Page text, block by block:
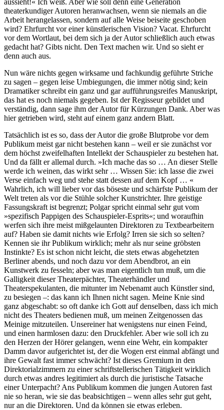
theaterkundiger Autoren heranwachsen, wenn sie niemals an die
Arbeit herangelassen, sondern auf alle Weise beiseite geschoben
wird? Ehrfurcht vor einer künstlerischen Vision? Vacat. Ehrfurcht
vor dem Wortlaut, bei dem sich ja der Autor schließlich auch etwas
gedacht hat? Gibts nicht. Den Text machen wir. Und so sieht er
denn auch aus.
Nun wäre nichts gegen wirksame und fachkundig geführte Striche
zu sagen – gegen leise Umbiegungen, die immer nötig sind; kein
Dramatiker schreibt ein ganz und gar aufführungsreifes Manuskript,
das hat es noch niemals gegeben. Ist der Regisseur gebildet und
verständig, dann sage ihm der Autor für Kürzungen Dank. Aber was
hier getrieben wird, steht auf einem ganz andern Blatt.
Tatsächlich ist es so, dass der Autor die große Blutprobe vor dem
Publikum meist gar nicht bestehen kann – weil er sie zunächst vor
dem höchst zweifelhaften Intellekt der Schauspieler zu bestehen hat.
Und da fällt er allemal durch. »Ich mache das so … An dieser Stelle
werde ich weinen, das wirkt sehr … Wissen Sie: ich lasse die zwei
Verse einfach weg und stehe statt dessen auf dem Kopf … «
Wahrlich, ich will lieber vor das böseste und schärfste Publikum der
Welt treten als vor die Stühle solcher Kunstrichter. Ihre geistige
Fassungskraft ist begrenzt; Polgar spricht einmal sehr gut vom
»spezifisch Pappigen des Schauspieler-Esprits«; und woraufhin
werfen sich ihre meist mißgelaunten Direktoren zu Textbearbeitern
auf? Haben sie damit nichts wie Erfolg? Irren sie sich so selten?
Kennen sie ihr Publikum wirklich; mehr als nur seine gröbsten
Instinkte? Es ist schon nicht leicht, die stets etwas abgehetzten
Berliner abends, und noch dazu vor dem Abendbrot, an ein
Kunstwerk zu fesseln; aber was man eigentlich tun muß, um die
Galligkeit dieser Theaterpächter, Theaterhändler und
Theaterspekulanten, die mitunter im Nebenamt auch Künstler sind,
zu besiegen –: das kann ich Ihnen nicht sagen. Meine Knie sind
ganz abgeschabt: so oft danke ich Gott auf denselben, dass ich mich
nicht des Theaters bedienen muß, um meinen Zeitgenossen das
Meinige mitzuteilen. Unsereiner hat wenigstens nur einen Feind,
und einen harmlosen dazu: den Druckfehler. Aber wie soll ich zu
den Herzen der Hörer gelangen, wenn eine Wehr, ein kompakter
Damm davor aufgerichtet ist, der die Wogen erst einmal abfängt und
ihre Gewalt fast immer schwächt? Ist dieses Gremium in den
Direktorialzimmern zu einer schriftstellerischen Tätigkeit wirklich
durch etwas andres legitimiert als durch die juristische Tatsache
einer Unterpacht? Ans Publikum kommen die jungen Autoren fast
nie so heran, wie sie das beabsichtigen – wenn alles sehr gut geht,
nur an die Direktoren. Und da können sie etwas erleben.